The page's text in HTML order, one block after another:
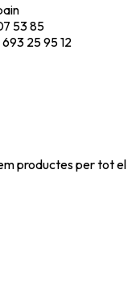
53 85
25 95 12
productes per tot el